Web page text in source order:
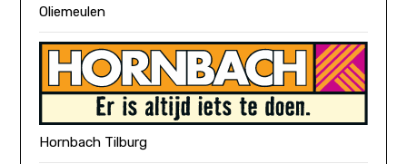
Oliemeulen
Hornbach Tilburg